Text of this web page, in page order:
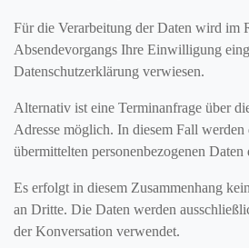
Für die Verarbeitung der Daten wird im
Absendevorgangs Ihre Einwilligung
Datenschutzerklärung verwiesen.
Alternativ ist eine Terminanfrage über
Adresse möglich. In diesem Fall
übermittelten personenbezogenen Daten
Es erfolgt in diesem Zusammenhang
an Dritte. Die Daten werden
der Konversation verwendet.